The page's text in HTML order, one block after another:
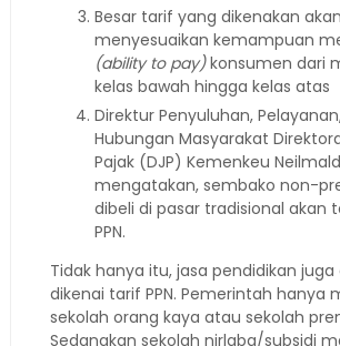
Besar tarif yang dikenakan akan
menyesuaikan kemampuan
(ability to pay)konsumen dari
kelas bawah hingga kelas atas
Direktur Penyuluhan,
Hubungan Masyarakat
Pajak (DJP) Kemenkeu
mengatakan, sembako non-
dibeli di pasar tradisional akan
PPN.
Tidak hanya itu, jasa pendidikan juga
dikenai tarif PPN. Pemerintah hanya
sekolah orang kaya atau sekolah
Sedangkan sekolah nirlaba/subsidi